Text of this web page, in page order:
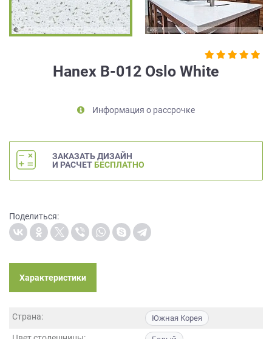
Hanex B-012 Oslo White
Информация о рассрочке
ЗАКАЗАТЬ ДИЗАЙН
И РАСЧЕТ БЕСПЛАТНО
Поделиться:
Характеристики
Страна: Южная Корея
обработку
персональных
метрическими
программами
условиях
Политики
персональных
данных.